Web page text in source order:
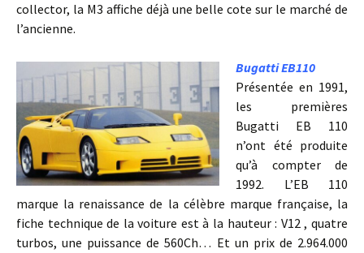
collector, la M3 affiche déjà une belle cote sur le marché de
l’ancienne.
Bugatti EB110
Présentée en 1991,
les premières
Bugatti EB 110
n’ont été produite
qu’à compter de
1992. L’EB 110
marque la renaissance de la célèbre marque française, la
fiche technique de la voiture est à la hauteur : V12 , quatre
turbos, une puissance de 560Ch… Et un prix de 2.964.000